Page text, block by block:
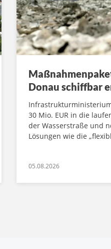
Donau schiffbar
30 Mio. EUR in die
der Wasserstraße und
Lösungen wie die
05.08.2026